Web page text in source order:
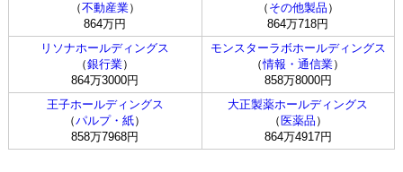
（不動産業）
864万円
（ その他製品 ）
864万718円
リソナホールディングス
（銀行業）
864万3000円
モンスターラボホールディングス
（情報・通信業）
858万8000円
王子ホールディングス
（パルプ・紙）
858万7968円
大正製薬ホールディングス
（ 医薬品 ）
864万4917円